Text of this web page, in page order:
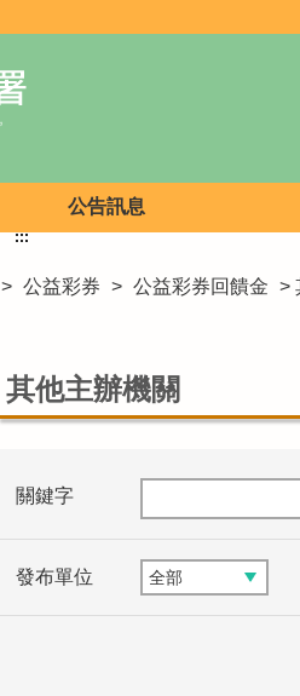
公告訊息
> 公益彩券 > 公益彩券回饋金 >
:::
其他主辦機關
關鍵字
發布單位